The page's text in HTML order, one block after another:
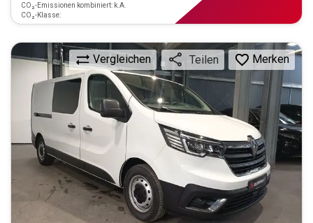
CO₂-Emissionen kombiniert: k.A.
CO₂-Klasse:
Vergleichen Teilen Merken